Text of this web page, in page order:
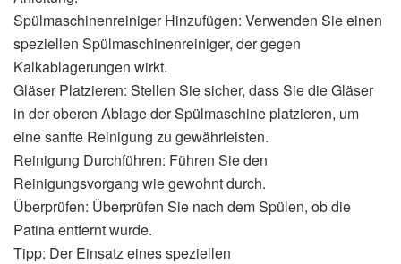
Spülmaschinenreiniger Hinzufügen: Verwenden Sie einen
speziellen Spülmaschinenreiniger, der gegen
Kalkablagerungen wirkt.
Gläser Platzieren: Stellen Sie sicher, dass Sie die Gläser
in der oberen Ablage der Spülmaschine platzieren, um
eine sanfte Reinigung zu gewährleisten.
Reinigung Durchführen: Führen Sie den
Reinigungsvorgang wie gewohnt durch.
Überprüfen: Überprüfen Sie nach dem Spülen, ob die
Patina entfernt wurde.
Tipp: Der Einsatz eines speziellen